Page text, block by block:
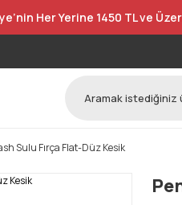
Her Yerine 1450 TL ve
Sulu Fırça Flat-Düz Kesik